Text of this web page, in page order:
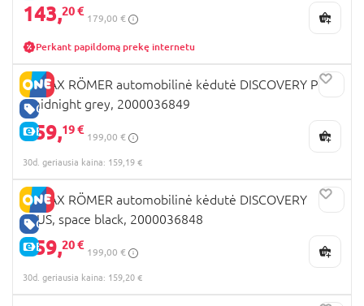
143,20 €
179,00 €
Perkant papildomą prekę internetu
GERA KAINA
E-KAINA
BRITAX RÖMER automobilinė kėdutė DISCOVERY PLUS
, midnight grey, 2000036849
159,19 €
199,00 €
30d. geriausia kaina: 159,19 €
GERA KAINA
E-KAINA
BRITAX RÖMER automobilinė kėdutė DISCOVERY
PLUS, space black, 2000036848
159,20 €
199,00 €
30d. geriausia kaina: 159,20 €